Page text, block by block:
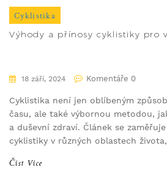
Cyklistika
Výhody a přínosy cyklistiky pro
18 září, 2024 Komentáře 0
Cyklistika není jen oblíbeným
času, ale také výbornou metodou,
a duševní zdraví. Článek se
cyklistiky v různých oblastech
zařadit tento sport do své denní
Číst Více